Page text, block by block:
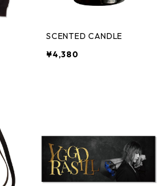
SCENTED CANDLE
¥4,380